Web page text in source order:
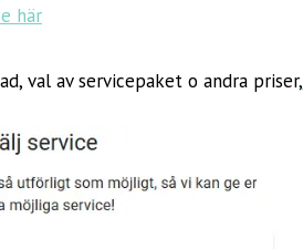
här
val av servicepaket o andra priser,